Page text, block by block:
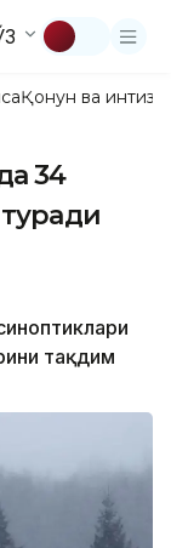
Қонун ва
34
туради
тақдим